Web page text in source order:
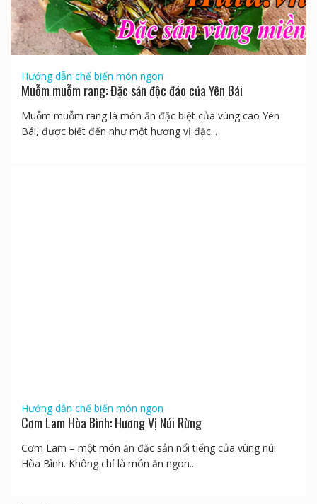
Hướng dẫn chế biến món ngon
Muỗm muỗm rang: Đặc sản độc đáo của Yên Bái
Muỗm muỗm rang là món ăn đặc biệt của vùng cao Yên
Bái, được biết đến như một hương vị đặc...
Hướng dẫn chế biến món ngon
Cơm Lam Hòa Bình: Hương Vị Núi Rừng
Cơm Lam – một món ăn đặc sản nổi tiếng của vùng núi
Hòa Bình. Không chỉ là món ăn ngon...